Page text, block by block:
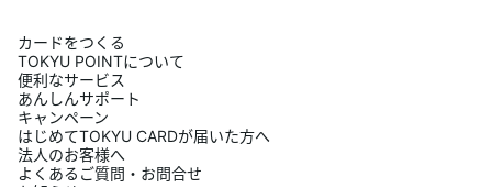
カードをつくる
TOKYU POINTについて
便利なサービス
あんしんサポート
キャンペーン
はじめてTOKYU CARDが届いた方へ
法人のお客様へ
よくあるご質問・お問合せ